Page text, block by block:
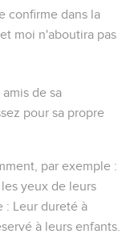
confirme dans la
moi n'aboutira pas
de sa
pour sa propre
par exemple :
yeux de leurs
: Leur dureté à
à leurs enfants.